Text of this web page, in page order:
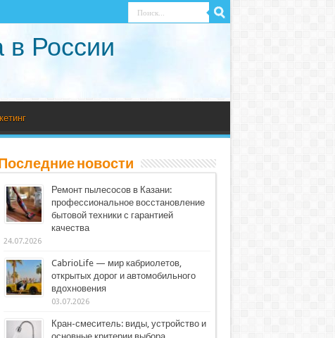
в России
новости
Ремонт пылесосов в Казани:
профессиональное восстановление
бытовой техники с гарантией
качества
24.07.2026
CabrioLife — мир кабриолетов,
открытых дорог и автомобильного
вдохновения
03.07.2026
Кран-смеситель: виды, устройство и